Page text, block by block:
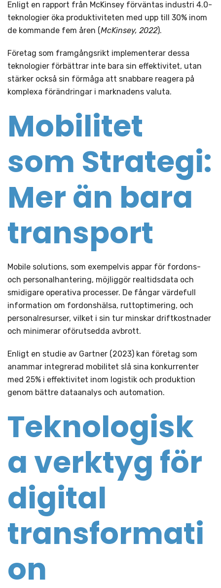
Enligt en rapport från McKinsey förväntas industri 4.0-
teknologier öka produktiviteten med upp till 30% inom
de kommande fem åren (McKinsey, 2022).
Företag som framgångsrikt implementerar dessa
teknologier förbättrar inte bara sin effektivitet, utan
stärker också sin förmåga att snabbare reagera på
komplexa förändringar i marknadens valuta.
Mobilitet
som Strategi:
Mer än bara
transport
Mobile solutions, som exempelvis appar för fordons-
och personalhantering, möjliggör realtidsdata och
smidigare operativa processer. De fångar värdefull
information om fordonshälsa, ruttoptimering, och
personalresurser, vilket i sin tur minskar driftkostnader
och minimerar oförutsedda avbrott.
Enligt en studie av Gartner (2023) kan företag som
anammar integrerad mobilitet slå sina konkurrenter
med 25% i effektivitet inom logistik och produktion
genom bättre dataanalys och automation.
Teknologisk
a verktyg för
digital
transformati
on